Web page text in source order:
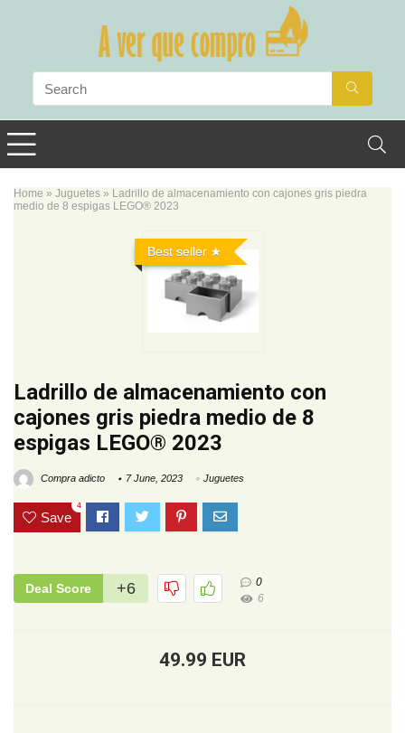
Home » Juguetes » Ladrillo de almacenamiento con cajones gris piedra
medio de 8 espigas LEGO® 2023
Best seller
Ladrillo de almacenamiento con
cajones gris piedra medio de 8
espigas LEGO® 2023
Compra adicto 7 June, 2023 Juguetes
Save
4
Deal Score +6
0
6
49.99 EUR